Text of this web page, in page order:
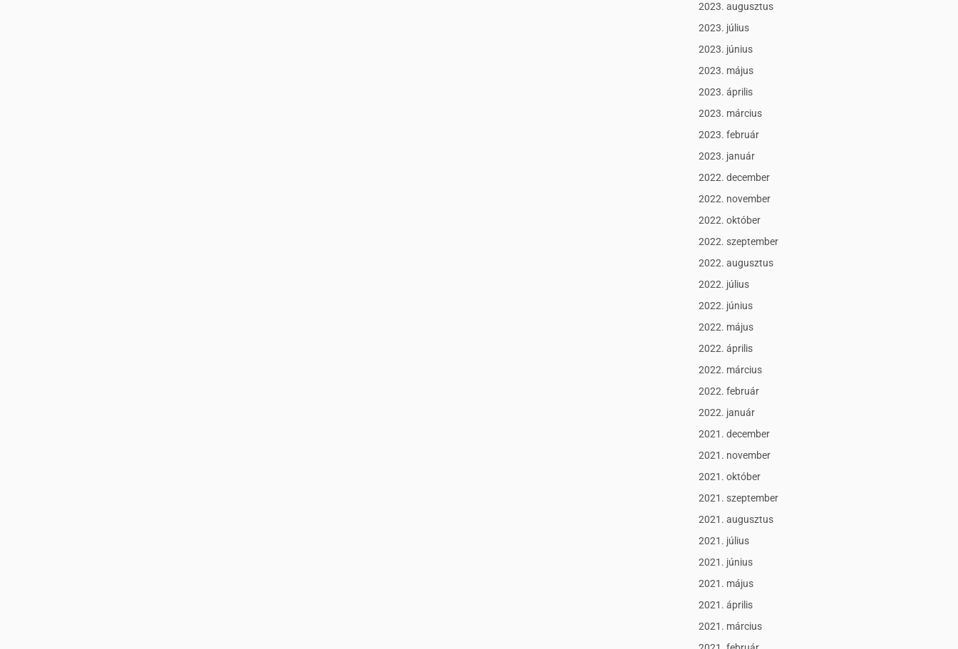
2023. augusztus
2023. július
2023. június
2023. május
2023. április
2023. március
2023. február
2023. január
2022. december
2022. november
2022. október
2022. szeptember
2022. augusztus
2022. július
2022. június
2022. május
2022. április
2022. március
2022. február
2022. január
2021. december
2021. november
2021. október
2021. szeptember
2021. augusztus
2021. július
2021. június
2021. május
2021. április
2021. március